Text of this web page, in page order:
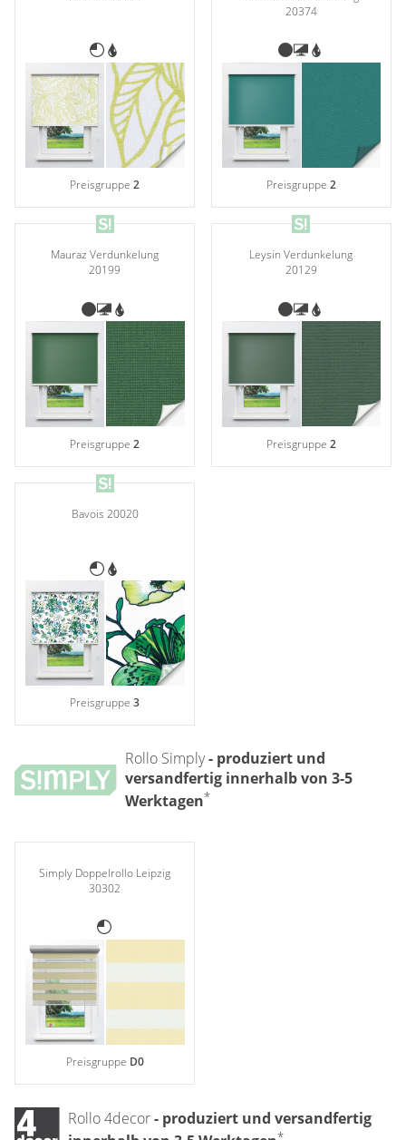
Preisgruppe2
20374
Preisgruppe 2
Mauraz Verdunkelung
20199
Preisgruppe2
Leysin Verdunkelung
20129
Preisgruppe 2
Bavois 20020
Preisgruppe3
Rollo Simply- produziert und
versandfertig innerhalb von 3-5
Werktagen*
Simply Doppelrollo Leipzig
30302
Preisgruppe D0
Rollo 4decor- produziert und versandfertig
*